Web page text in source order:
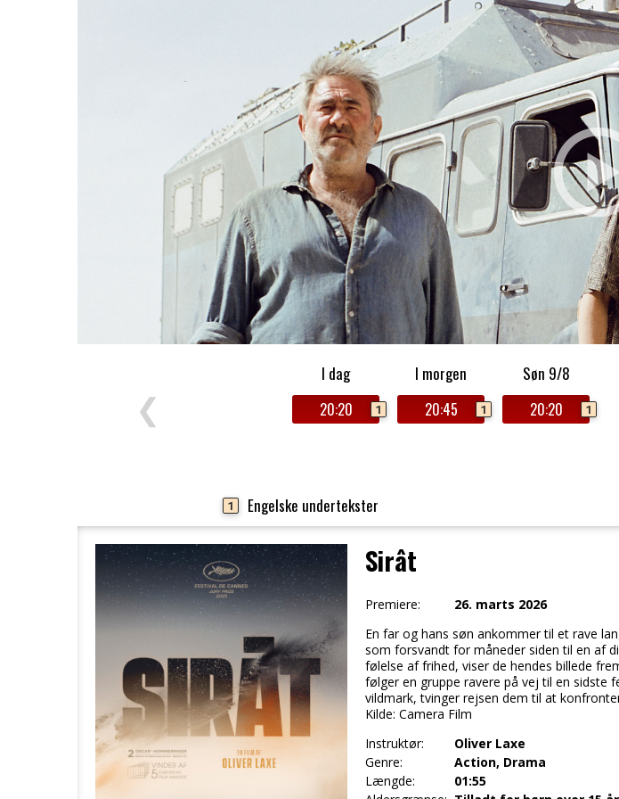
❮
I dag
20:20 1
I morgen
20:45 1
Søn 9/8
20:20 1
1 Engelske undertekster
Sirât
Premiere:
26. marts 2026
En far og hans søn ankommer til et rave
som forsvandt for måneder siden til en af
følelse af frihed, viser de hendes billede
følger en gruppe ravere på vej til en sidste
vildmark, tvinger rejsen dem til at
Kilde: Camera Film
Instruktør:
Oliver Laxe
Genre:
Action, Drama
Længde:
01:55